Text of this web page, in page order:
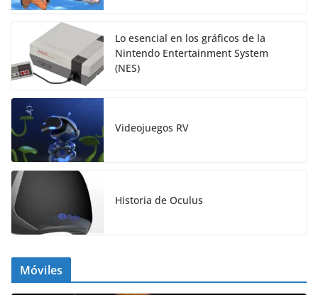
Lo esencial en los gráficos de la
Nintendo Entertainment System
(NES)
Videojuegos RV
Historia de Oculus
Móviles